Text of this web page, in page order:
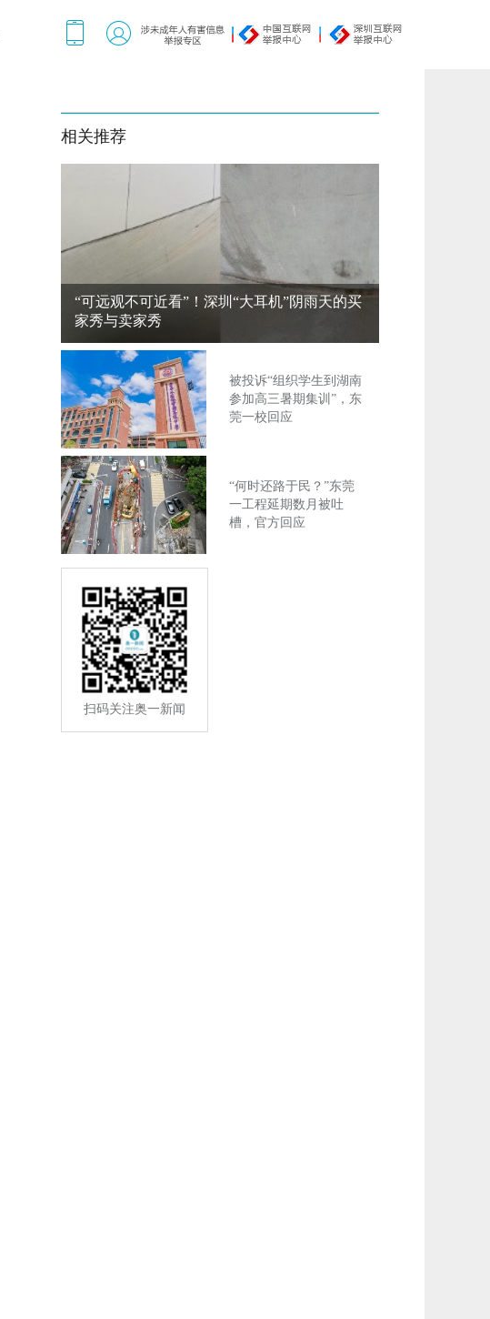
相关推荐
“可远观不可近看”！深圳“大耳机”阴雨天的买
家秀与卖家秀
被投诉“组织学生到湖南
参加高三暑期集训”，东
莞一校回应
“何时还路于民？”东莞
一工程延期数月被吐
槽，官方回应
扫码关注奥一新闻